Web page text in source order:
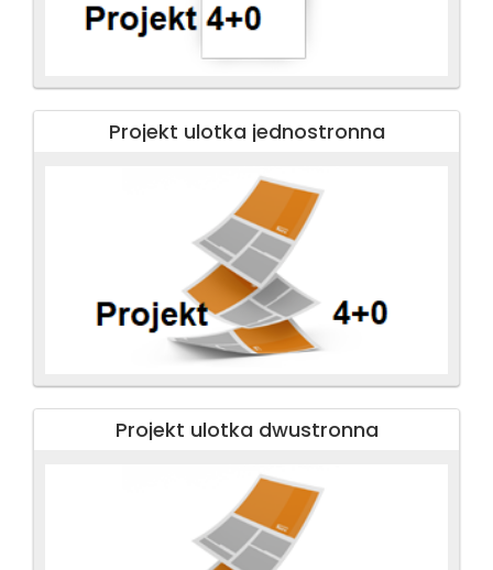
Projekt ulotka jednostronna
Projekt ulotka dwustronna